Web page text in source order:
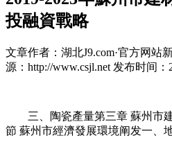
投融資戰略
文章作者：湖北J9.com·官方网站
源：http://www.csjl.net 发布时间：
三、陶瓷產量第三章 蘇州市
節 蘇州市經濟發展環境阐发一、